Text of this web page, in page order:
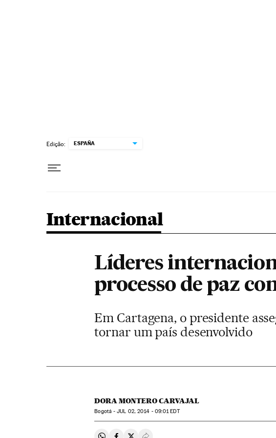
Edição: ESPAÑA
Internacional
Líderes
processo de paz
Em Cartagena, o presidente
tornar um país desenvolvido
DORA MONTERO CARVAJAL
Bogotá -JUL 02, 2014 - 09:01EDT